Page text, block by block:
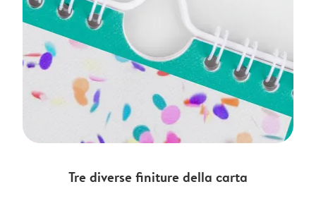
Tre diverse finiture della carta